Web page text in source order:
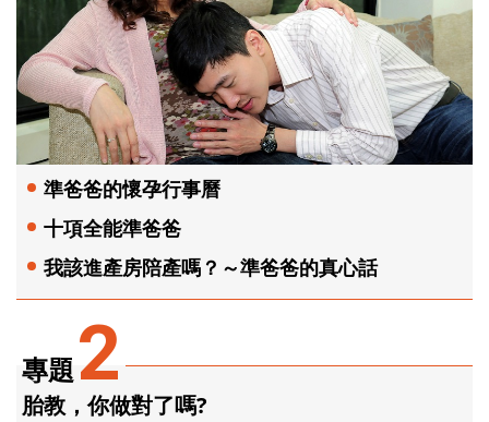
專題2
胎教，你做對了嗎?
準爸爸的懷孕行事曆
十項全能準爸爸
我該進產房陪產嗎？～準爸爸的真心話